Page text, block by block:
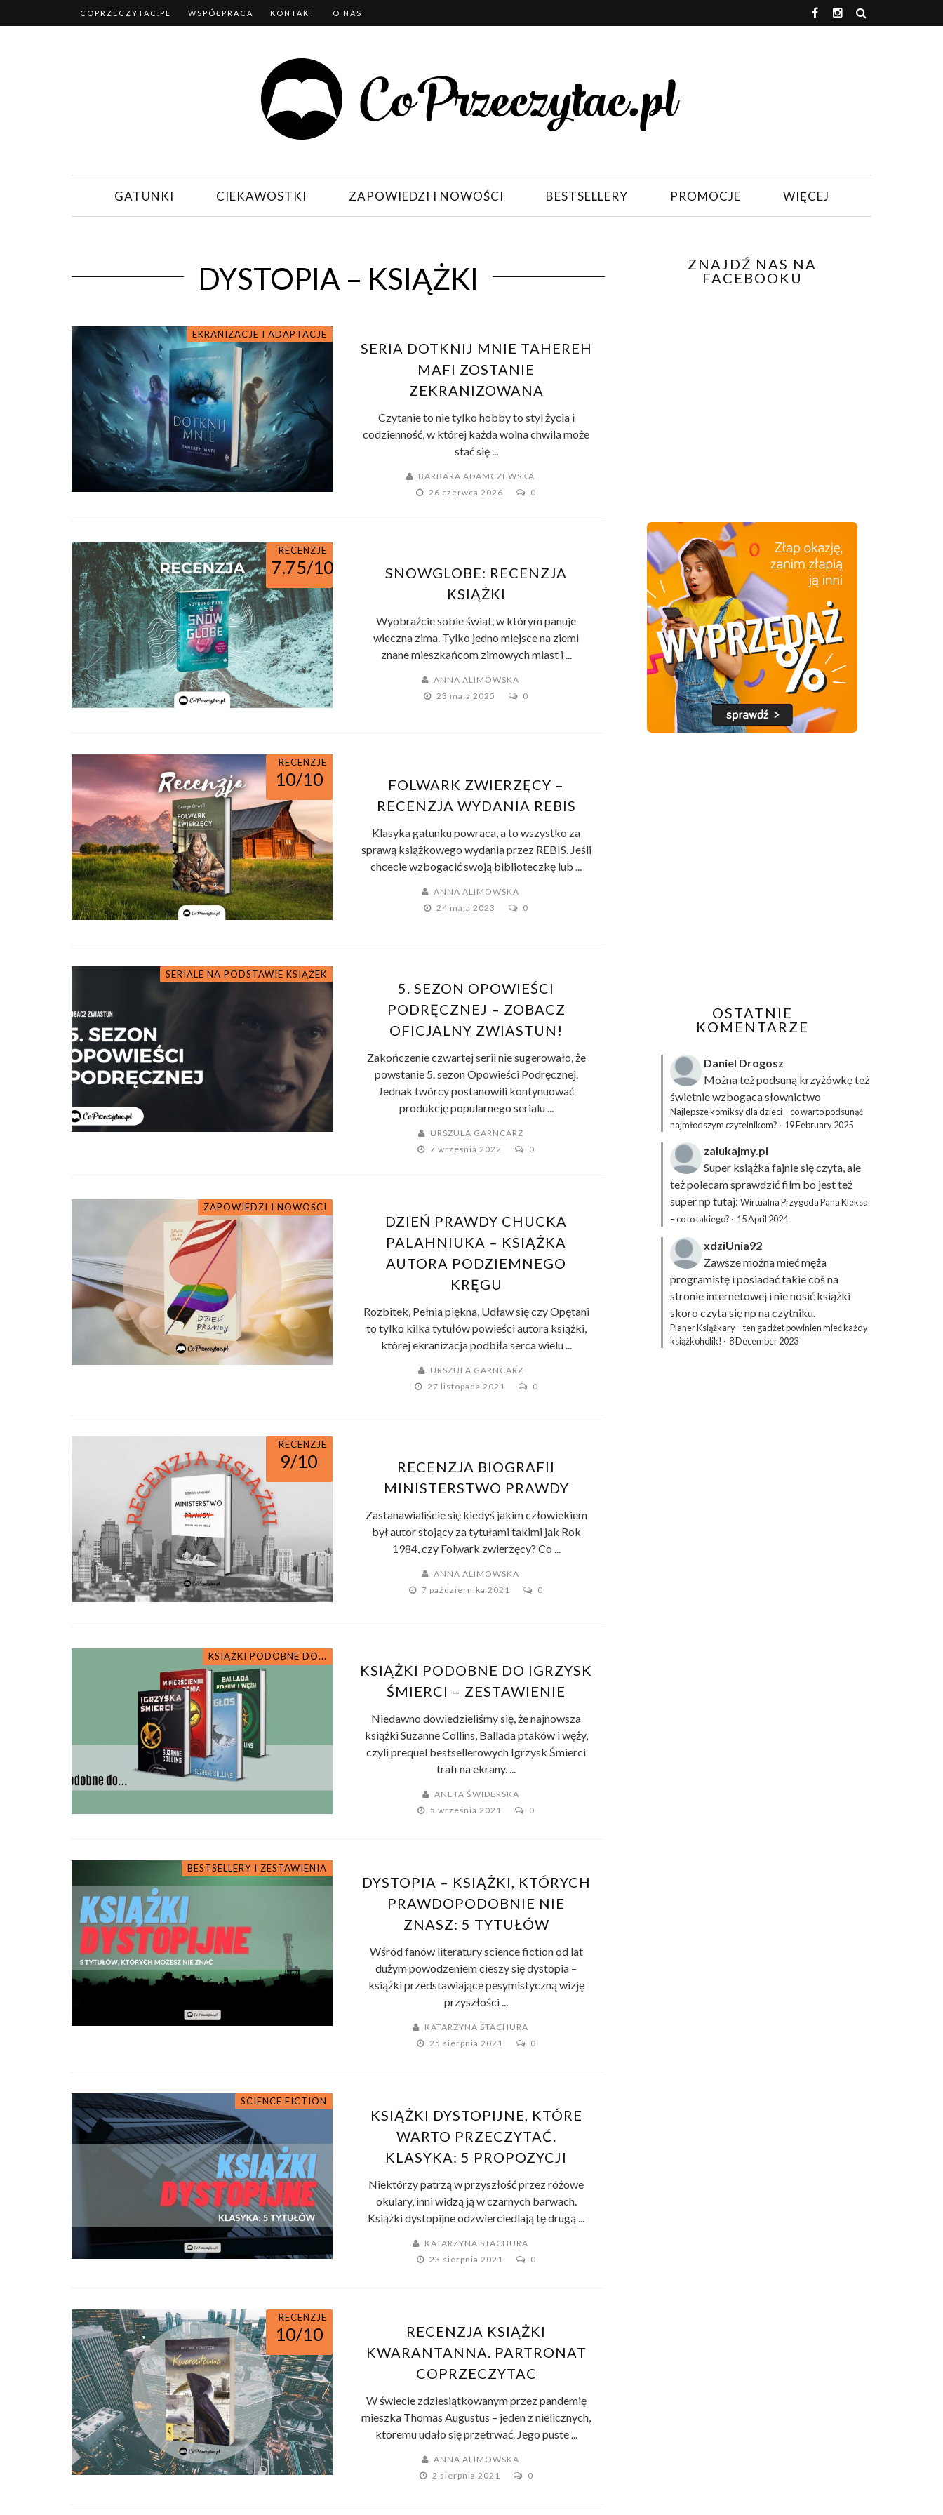
COPRZECZYTAC.PL WSPÓŁPRACA KONTAKT O NAS
GATUNKI CIEKAWOSTKI ZAPOWIEDZI I NOWOŚCI BESTSELLERY PROMOCJE WIĘCEJ
DYSTOPIA – KSIĄŻKI
EKRANIZACJE I ADAPTACJE
SERIA DOTKNIJ MNIE TAHEREH
MAFI ZOSTANIE
ZEKRANIZOWANA
Czytanie to nie tylko hobby to styl życia i
codzienność, w której każda wolna chwila może
stać się ...
BARBARA ADAMCZEWSKA
26 czerwca 2026
0
RECENZJE
7.75/10
SNOWGLOBE: RECENZJA
KSIĄŻKI
Wyobraźcie sobie świat, w którym panuje
wieczna zima. Tylko jedno miejsce na ziemi
znane mieszkańcom zimowych miast i ...
ANNA ALIMOWSKA
23 maja 2025
0
RECENZJE
10/10
FOLWARK ZWIERZĘCY –
RECENZJA WYDANIA REBIS
Klasyka gatunku powraca, a to wszystko za
sprawą książkowego wydania przez REBIS. Jeśli
chcecie wzbogacić swoją biblioteczkę lub ...
ANNA ALIMOWSKA
24 maja 2023
0
SERIALE NA PODSTAWIE KSIĄŻEK
5. SEZON OPOWIEŚCI
PODRĘCZNEJ – ZOBACZ
OFICJALNY ZWIASTUN!
Zakończenie czwartej serii nie sugerowało, że
powstanie 5. sezon Opowieści Podręcznej.
Jednak twórcy postanowili kontynuować
produkcję popularnego serialu ...
URSZULA GARNCARZ
7 września 2022
0
ZAPOWIEDZI I NOWOŚCI
DZIEŃ PRAWDY CHUCKA
PALAHNIUKA – KSIĄŻKA
AUTORA PODZIEMNEGO
KRĘGU
Rozbitek, Pełnia piękna, Udław się czy Opętani
to tylko kilka tytułów powieści autora książki,
której ekranizacja podbiła serca wielu ...
URSZULA GARNCARZ
27 listopada 2021
0
RECENZJE
9/10
RECENZJA BIOGRAFII
MINISTERSTWO PRAWDY
Zastanawialiście się kiedyś jakim człowiekiem
był autor stojący za tytułami takimi jak Rok
1984, czy Folwark zwierzęcy? Co ...
ANNA ALIMOWSKA
7 października 2021
0
KSIĄŻKI PODOBNE DO...
KSIĄŻKI PODOBNE DO IGRZYSK
ŚMIERCI – ZESTAWIENIE
Niedawno dowiedzieliśmy się, że najnowsza
książki Suzanne Collins, Ballada ptaków i węży,
czyli prequel bestsellerowych Igrzysk Śmierci
trafi na ekrany. ...
ANETA ŚWIDERSKA
5 września 2021
0
BESTSELLERY I ZESTAWIENIA
DYSTOPIA – KSIĄŻKI, KTÓRYCH
PRAWDOPODOBNIE NIE
ZNASZ: 5 TYTUŁÓW
Wśród fanów literatury science fiction od lat
dużym powodzeniem cieszy się dystopia –
książki przedstawiające pesymistyczną wizję
przyszłości ...
KATARZYNA STACHURA
25 sierpnia 2021
0
SCIENCE FICTION
KSIĄŻKI DYSTOPIJNE, KTÓRE
WARTO PRZECZYTAĆ.
KLASYKA: 5 PROPOZYCJI
Niektórzy patrzą w przyszłość przez różowe
okulary, inni widzą ją w czarnych barwach.
Książki dystopijne odzwierciedlają tę drugą ...
KATARZYNA STACHURA
23 sierpnia 2021
0
RECENZJE
10/10
RECENZJA KSIĄŻKI
KWARANTANNA. PARTRONAT
COPRZECZYTAC
W świecie zdziesiątkowanym przez pandemię
mieszka Thomas Augustus – jeden z nielicznych,
któremu udało się przetrwać. Jego puste ...
ANNA ALIMOWSKA
2 sierpnia 2021
0
ZNAJDŹ NAS NA
FACEBOOKU
OSTATNIE
KOMENTARZE
Daniel Drogosz
Można też podsuną krzyżówkęteż
świetnie wzbogaca słownictwo
Najlepsze komiksy dla dzieci – co warto podsunąć
najmłodszym czytelnikom? · 19 February 2025
zalukajmy.pl
Super książka fajnie się czyta, ale
też polecam sprawdzić film bo jest też
super np tutaj: Wirtualna Przygoda Pana Kleksa
– co to takiego? · 15 April 2024
xdziUnia92
Zawsze można mieć męża
programistę i posiadać takie coś na
stronie internetowej i nie nosić książki
skoro czyta się np na czytniku.
Planer Książkary – ten gadżet powinien mieć każdy
książkoholik! · 8 December 2023